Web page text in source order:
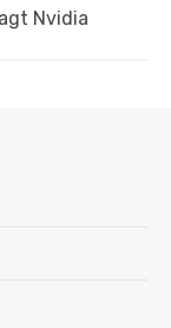
Nvidia